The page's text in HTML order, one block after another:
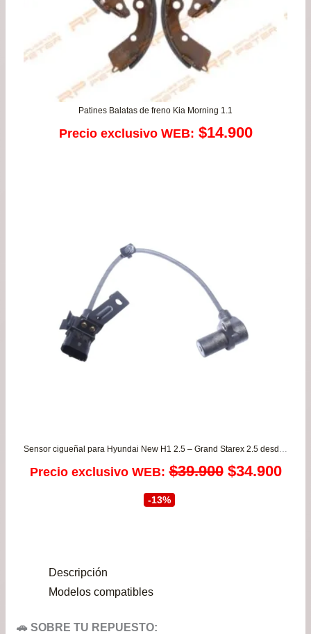
Patines Balatas de freno Kia Morning 1.1
Precio exclusivo WEB: $14.900
Precio exclusivo WEB: $39.900 El
$34.900El
-13%
Descripción
Modelos compatibles
🚗 SOBRE TU REPUESTO: